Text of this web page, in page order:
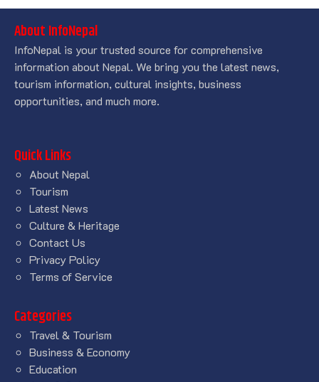
About InfoNepal
InfoNepal is your trusted source for comprehensive
information about Nepal. We bring you the latest news,
tourism information, cultural insights, business
opportunities, and much more.
Quick Links
About Nepal
Tourism
Latest News
Culture & Heritage
Contact Us
Privacy Policy
Terms of Service
Categories
Travel & Tourism
Business & Economy
Education